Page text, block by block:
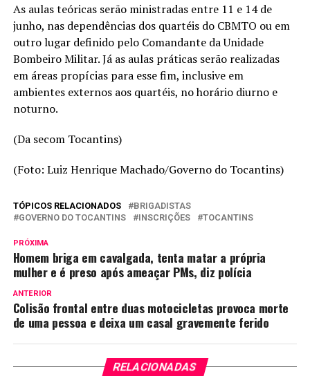
As aulas teóricas serão ministradas entre 11 e 14 de
junho, nas dependências dos quartéis do CBMTO ou em
outro lugar definido pelo Comandante da Unidade
Bombeiro Militar. Já as aulas práticas serão realizadas
em áreas propícias para esse fim, inclusive em
ambientes externos aos quartéis, no horário diurno e
noturno.
(Da secom Tocantins)
(Foto: Luiz Henrique Machado/Governo do Tocantins)
TÓPICOS RELACIONADOS
BRIGADISTAS
GOVERNO DO TOCANTINS
INSCRIÇÕES TOCANTINS
PRÓXIMA
Homem briga em cavalgada, tenta matar a própria
mulher e é preso após ameaçar PMs, diz polícia
ANTERIOR
Colisão frontal entre duas motocicletas provoca morte
de uma pessoa e deixa um casal gravemente ferido
RELACIONADAS